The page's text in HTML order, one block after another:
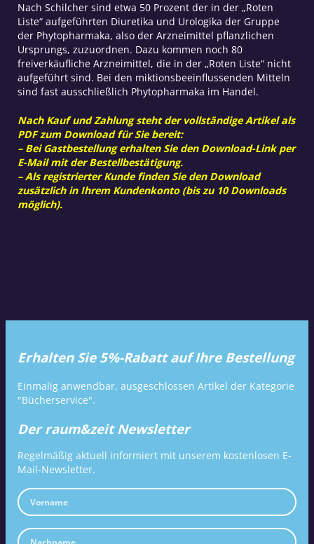
Nach Schilcher sind etwa 50 Prozent der in der „Roten
Liste“ aufgeführten Diuretika und Urologika der Gruppe
der Phytopharmaka, also der Arzneimittel pflanzlichen
Ursprungs, zuzuordnen. Dazu kommen noch 80
freiverkäufliche Arzneimittel, die in der „Roten Liste“ nicht
aufgeführt sind. Bei den miktionsbeeinflussenden Mitteln
sind fast ausschließlich Phytopharmaka im Handel.
Nach Kauf und Zahlung steht der vollständige Artikel als
PDF zum Download für Sie bereit:
– Bei Gastbestellung erhalten Sie den Download-Link per
E-Mail mit der Bestellbestätigung.
– Als registrierter Kunde finden Sie den Download
zusätzlich in Ihrem Kundenkonto (bis zu 10 Downloads
möglich).
Erhalten Sie 5%-Rabatt auf Ihre Bestellung
Einmalig anwendbar, ausgeschlossen Artikel der Kategorie
"Bücherservice".
Der raum&zeit Newsletter
Regelmäßig aktuell informiert mit unserem kostenlosen E-
Mail-Newsletter.